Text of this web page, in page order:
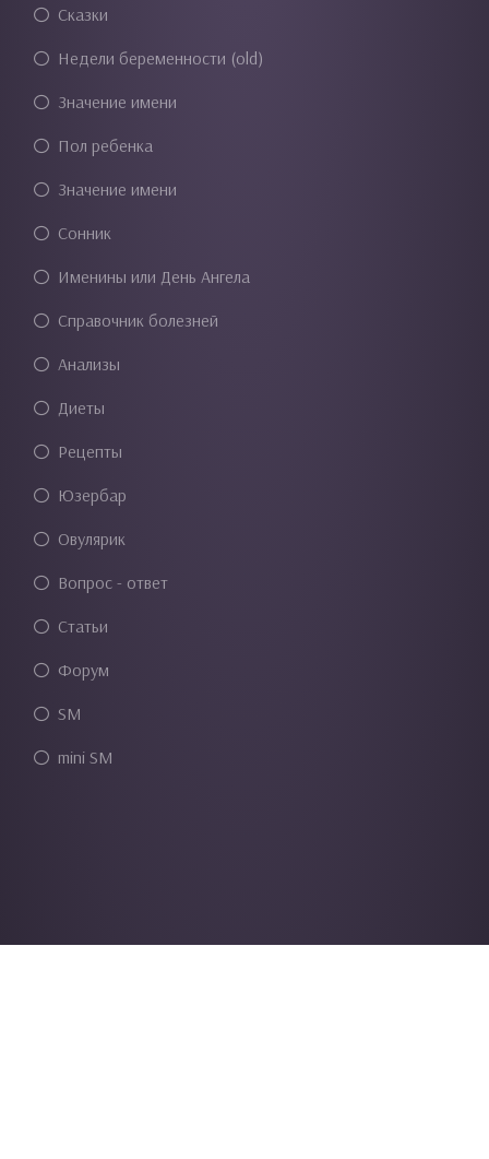
Сказки
Недели беременности (old)
Значение имени
Пол ребенка
Значение имени
Сонник
Именины или День Ангела
Справочник болезней
Анализы
Диеты
Рецепты
Юзербар
Овулярик
Вопрос - ответ
Статьи
Форум
SM
mini SM